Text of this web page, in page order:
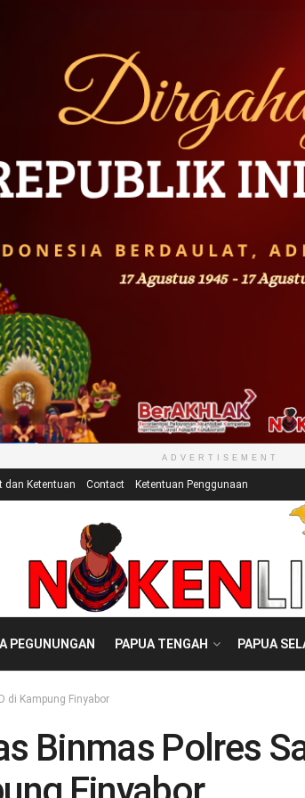
ADVERTISEMENT
dan Ketentuan Contact Ketentuan Penggunaan
PEGUNUNGAN PAPUA TENGAH PAPUA
di Kampung Finyabor
Binmas Polres